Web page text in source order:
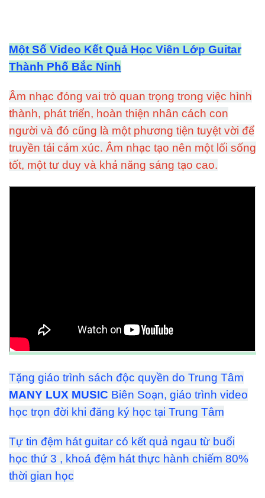
Một Số Video Kết Quả Học Viên Lớp Guitar
Thành Phố Bắc Ninh
Âm nhạc đóng vai trò quan trọng trong việc hình
thành, phát triển, hoàn thiện nhân cách con
người và đó cũng là một phương tiện tuyệt vời để
truyền tải cảm xúc. Âm nhạc tạo nên một lối sống
tốt, một tư duy và khả năng sáng tạo cao.
Tặng giáo trình sách độc quyền do Trung Tâm
MANY LUX MUSIC Biên Soạn, giáo trình video
học trọn đời khi đăng ký học tại Trung Tâm
Tự tin đệm hát guitar có kết quả ngau từ buổi
học thứ 3 , khoá đệm hát thực hành chiếm 80%
thời gian học